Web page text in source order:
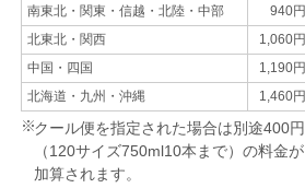
南東北・関東・信越・北陸・中部
940円
北東北・関西
1,060円
中国・四国
1,190円
北海道・九州・沖縄
1,460円
クール便を指定された場合は別途400円
（120サイズ750ml10本まで）の料金が
加算されます。